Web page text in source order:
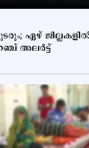
ഏഴ്
അലര്‍ട്ട്